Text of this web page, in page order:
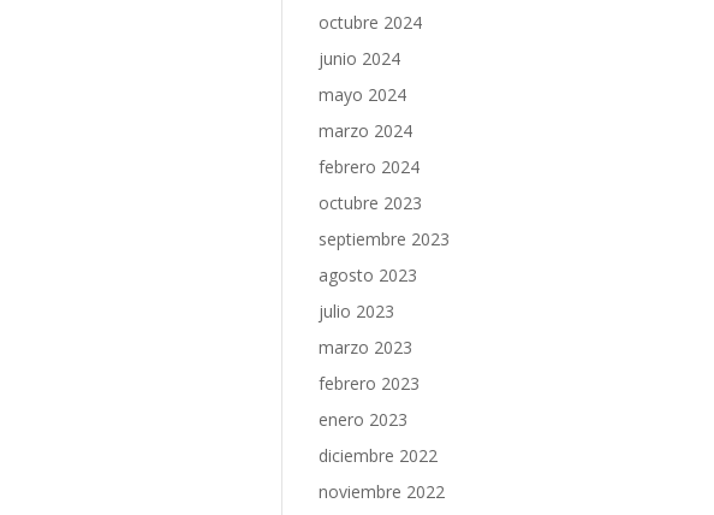
octubre 2024
junio 2024
mayo 2024
marzo 2024
febrero 2024
octubre 2023
septiembre 2023
agosto 2023
julio 2023
marzo 2023
febrero 2023
enero 2023
diciembre 2022
noviembre 2022